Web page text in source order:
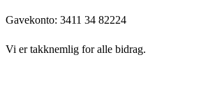
Gavekonto: 3411 34 82224
Vi er takknemlig for alle bidrag.